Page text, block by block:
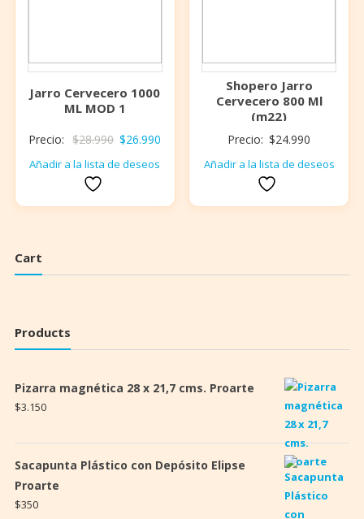
Jarro Cervecero 1000
ML MOD 1
Precio: $28.990 El
precio
$26.990
es:
Añadir a la lista de deseos
Shopero Jarro
Cervecero 800 Ml
(m22)
Precio: $24.990
Añadir a la lista de deseos
Cart
Products
Pizarra magnética 28 x 21,7 cms. Proarte
$3.150
Sacapunta Plástico con Depósito Elipse
Proarte
$350